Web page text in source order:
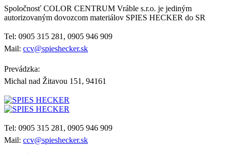
Spoločnosť COLOR CENTRUM Vráble s.r.o. je jediným
autorizovaným dovozcom materiálov SPIES HECKER do SR
Tel: 0905 315 281, 0905 946 909
Mail: ccv@spieshecker.sk
Prevádzka:
Michal nad Žitavou 151, 94161
Tel: 0905 315 281, 0905 946 909
Mail: ccv@spieshecker.sk